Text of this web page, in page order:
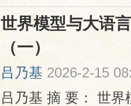
世界模型与大语
（一）
吕乃基 2026-2-15
吕乃基 摘 要： 世